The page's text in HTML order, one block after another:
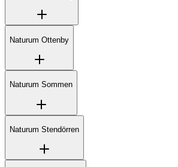
Naturum Ottenby
Naturum Sommen
Naturum Stendörren